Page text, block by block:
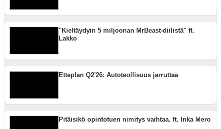
"Kieltäydyin 5 miljoonan MrBeast-diilistä" ft.
Lakko
Etteplan Q2'26: Autoteollisuus jarruttaa
Pitäisikö opintotuen nimitys vaihtaa. ft. Inka Mero